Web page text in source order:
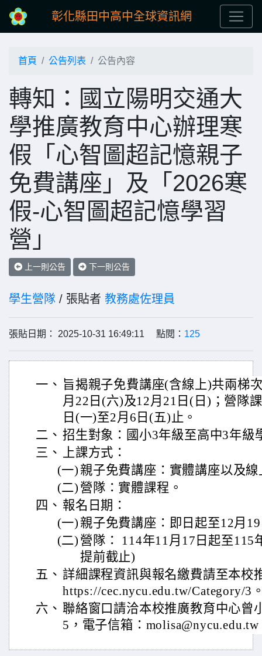
彰化縣田中高中全球資訊網
首頁 公告列表 公告內容
轉知：國立陽明交通大
學推廣教育中心辦理寒
假「心智圖超記憶親子
免費講座」及「2026寒
假-心智圖超記憶學習
營」
上一則公告 下一則公告
學生營隊 / 張貼者 教務處佐理員
張貼日期： 2025-10-31 16:49:11 點閱： 125
一、 旨揭親子免費講座(含線上)共兩梯
月22日(六)及12月21日(日)；營隊
日(一)至2月6日(五)止。
二、 招生對象：國小3年級至高中3年級
三、
上課方式：
(一)親子免費講座：實體講座以及
(二) 營隊：實體課程。
四、 報名日期：
(一)親子免費講座：即日起至12月
(二) 營隊： 114年11月17日起至115
提前截止)
五、 詳細課程資訊與報名繳費請至本校
https://cec.nycu.edu.tw/Category/3
六、 聯絡窗口請洽本校推廣教育中心曾
5，電子信箱：molisa@nycu.edu.tw